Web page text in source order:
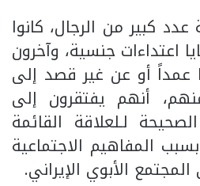
كبير من الرجال، كانوا
اعتداءات جنسية، وآخرون
عمداً أو عن غير قصد إلى
أنهم يفتقرون إلى
لـلعلاقة القائمة
المفاهيم الاجتماعية
الأبوي الإيراني.